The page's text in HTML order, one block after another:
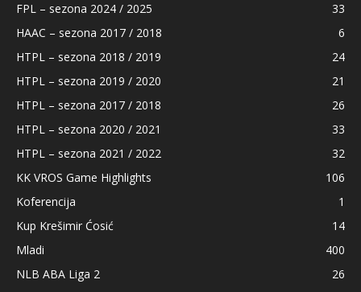
FPL – sezona 2024 / 2025
33
HAAC – sezona 2017 / 2018
6
HTPL – sezona 2018 / 2019
24
HTPL – sezona 2019 / 2020
21
HTPL – sezona 2017 / 2018
26
HTPL – sezona 2020 / 2021
33
HTPL – sezona 2021 / 2022
32
KK VROS Game Highlights
106
Koferencija
1
Kup Krešimir Ćosić
14
Mladi
400
NLB ABA Liga 2
26